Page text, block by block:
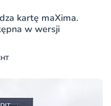
kartę maXima.
w wersji